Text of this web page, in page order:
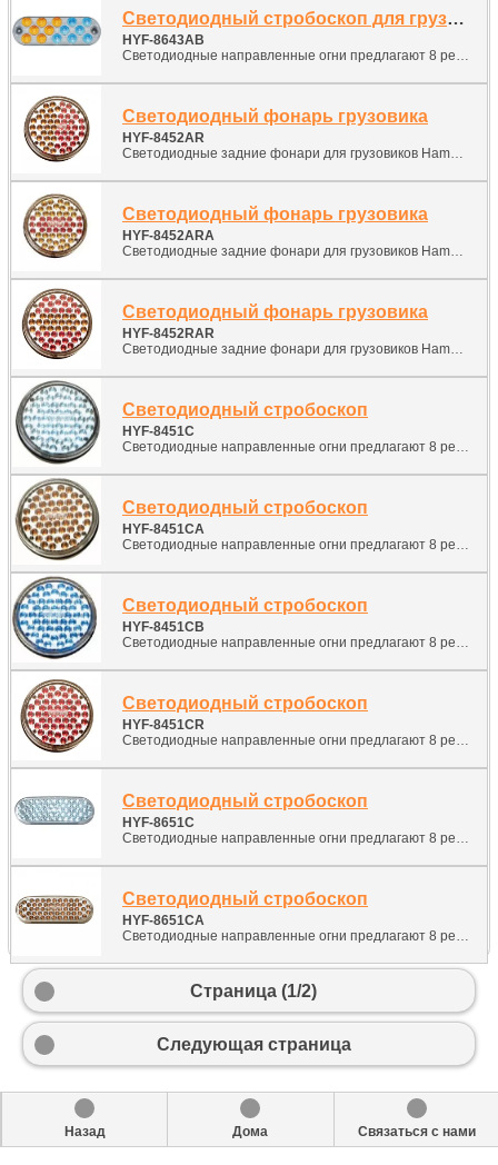
Светодиодный стробоскоп для грузовиков
HYF-8643AB
Светодиодные направленные огни предлагают 8 режимов вспышки, легкую установку и долгий срок службы, низкое обслуживание, никогда не заменяйте лампы или трубки вспышки. Просто установите в предоставленный овальный резиновый гнездо для заднего освещения.
Светодиодный фонарь грузовика
HYF-8452AR
Светодиодные задние фонари для грузовиков Hamburg
Светодиодный фонарь грузовика
HYF-8452ARA
Светодиодные задние фонари для грузовиков Hamburg
Светодиодный фонарь грузовика
HYF-8452RAR
Светодиодные задние фонари для грузовиков Hamburg
Светодиодный стробоскоп
HYF-8451C
Светодиодные направленные огни предлагают 8 режимов мигания, легкую установку и долгий срок службы, низкое обслуживание, никогда не заменяйте лампочки или мигающую трубку. Просто установите в поставленный круглый задний световой гнездо.
Светодиодный стробоскоп
HYF-8451CA
Светодиодные направленные огни предлагают 8 режимов мигания, легкую установку и долгий срок службы, низкое обслуживание, никогда не заменяйте лампочки или мигающую трубку. Просто установите в поставленный круглый задний световой гнездо.
Светодиодный стробоскоп
HYF-8451CB
Светодиодные направленные огни предлагают 8 режимов мигания, легкую установку и долгий срок службы, низкое обслуживание, никогда не заменяйте лампочки или мигающую трубку. Просто установите в поставленный круглый задний световой гнездо.
Светодиодный стробоскоп
HYF-8451CR
Светодиодные направленные огни предлагают 8 режимов мигания, легкую установку и долгий срок службы, низкое обслуживание, никогда не заменяйте лампочки или мигающую трубку. Просто установите в поставленный круглый задний световой гнездо.
Светодиодный стробоскоп
HYF-8651C
Светодиодные направленные огни предлагают 8 режимов вспышки, легкую установку и долгий срок службы, низкое обслуживание, никогда не заменяйте лампы или трубки вспышки. Просто установите в предоставленный овальный резиновый гнездо для заднего освещения.
Светодиодный стробоскоп
HYF-8651CA
Светодиодные направленные огни предлагают 8 режимов вспышки, легкую установку и долгий срок службы, низкое обслуживание, никогда не заменяйте лампы или трубки вспышки. Просто установите в предоставленный овальный резиновый гнездо для заднего освещения.
Страница (1/2)
Следующая страница
Назад Дома Связаться с нами